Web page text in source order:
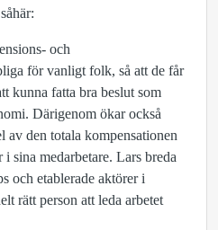
och
för vanligt folk, så att de får
kunna fatta bra beslut som
Därigenom ökar också
av den totala kompensationen
sina medarbetare. Lars breda
och etablerade aktörer i
rätt person att leda arbetet